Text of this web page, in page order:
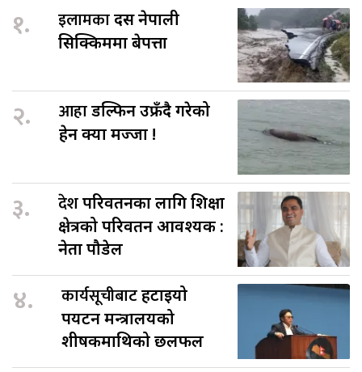
१. इलामकादस नेपाली
सिक्किममा बेपत्ता
२. आहाडल्फिन उफ्रँदै गरेको
हेर्न क्या मज्जा !
३. देशपरिवर्तनका लागि शिक्षा
क्षेत्रको परिवर्तन आवश्यक :
नेता पौडेल
४. कार्यसूचीबाटहटाइयो
पर्यटन मन्त्रालयको
शीर्षकमाथिको छलफल